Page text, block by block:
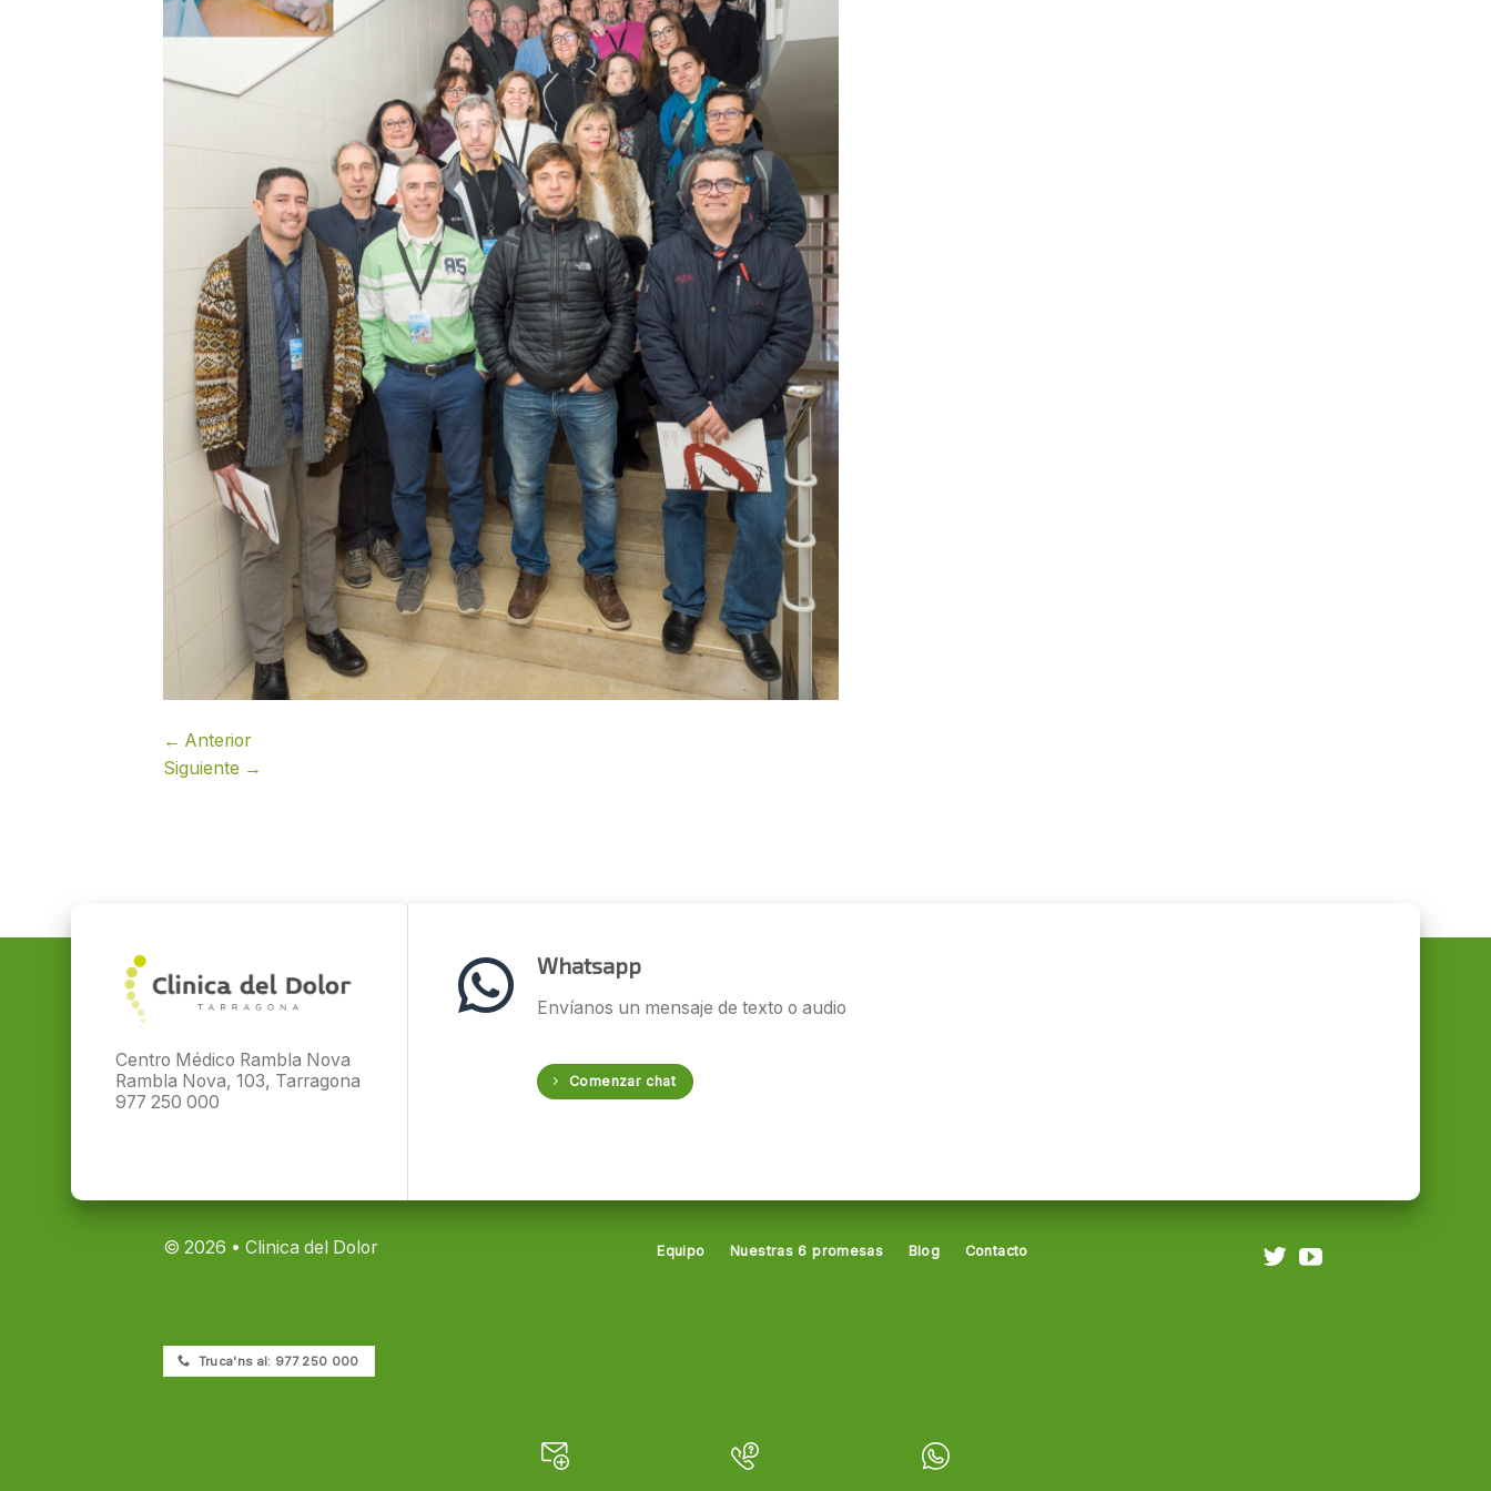
← Anterior
Siguiente →
Centro Médico Rambla Nova
Rambla Nova, 103, Tarragona
977 250 000
Whatsapp
Envíanos un mensaje de texto o audio
Comenzar chat
© 2026 • Clinica del Dolor Equipo Nuestras 6 promesas Blog Contacto
Copyright 2026 ©Clinica del Dolor Tarragona
Truca'ns al: 977 250 000